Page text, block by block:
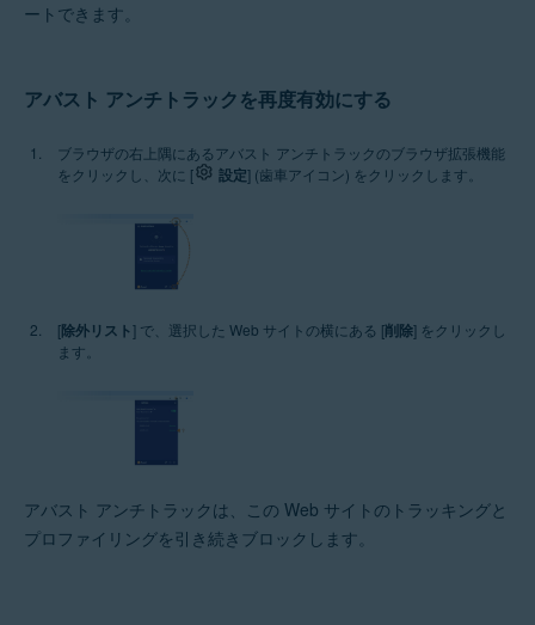
ートできます。
アバスト アンチトラックを再度有効にする
ブラウザの右上隅にあるアバスト アンチトラックのブラウザ拡張機能
をクリックし、次に [
設定] (歯車アイコン) をクリックします。
[除外リスト] で、選択した Web サイトの横にある [削除] をクリックし
ます。
アバスト アンチトラックは、この Web サイトのトラッキングと
プロファイリングを引き続きブロックします。